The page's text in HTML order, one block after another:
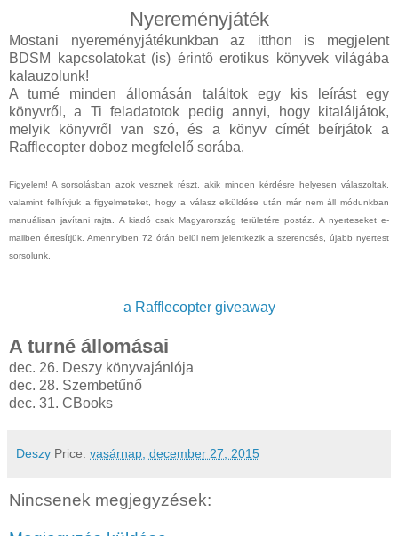
Nyereményjáték
Mostani nyereményjátékunkban az itthon is megjelent
BDSM kapcsolatokat (is) érintő erotikus könyvek világába
kalauzolunk!
A turné minden állomásán találtok egy kis leírást egy
könyvről, a Ti feladatotok pedig annyi, hogy kitaláljátok,
melyik könyvről van szó, és a könyv címét beírjátok a
Rafflecopter doboz megfelelő sorába.
Figyelem! A sorsolásban azok vesznek részt, akik minden kérdésre helyesen válaszoltak,
valamint felhívjuk a figyelmeteket, hogy a válasz elküldése után már nem áll módunkban
manuálisan javítani rajta. A kiadó csak Magyarország területére postáz. A nyerteseket e-
mailben értesítjük. Amennyiben 72 órán belül nem jelentkezik a szerencsés, újabb nyertest
sorsolunk.
a Rafflecopter giveaway
A turné állomásai
dec. 26. Deszy könyvajánlója
dec. 28. Szembetűnő
dec. 31. CBooks
Deszy Price: vasárnap, december 27, 2015
Nincsenek megjegyzések: